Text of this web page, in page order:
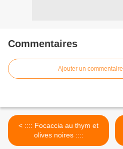
Commentaires
Ajouter un commentaire
< :::: Focaccia au thym et
olives noires ::::